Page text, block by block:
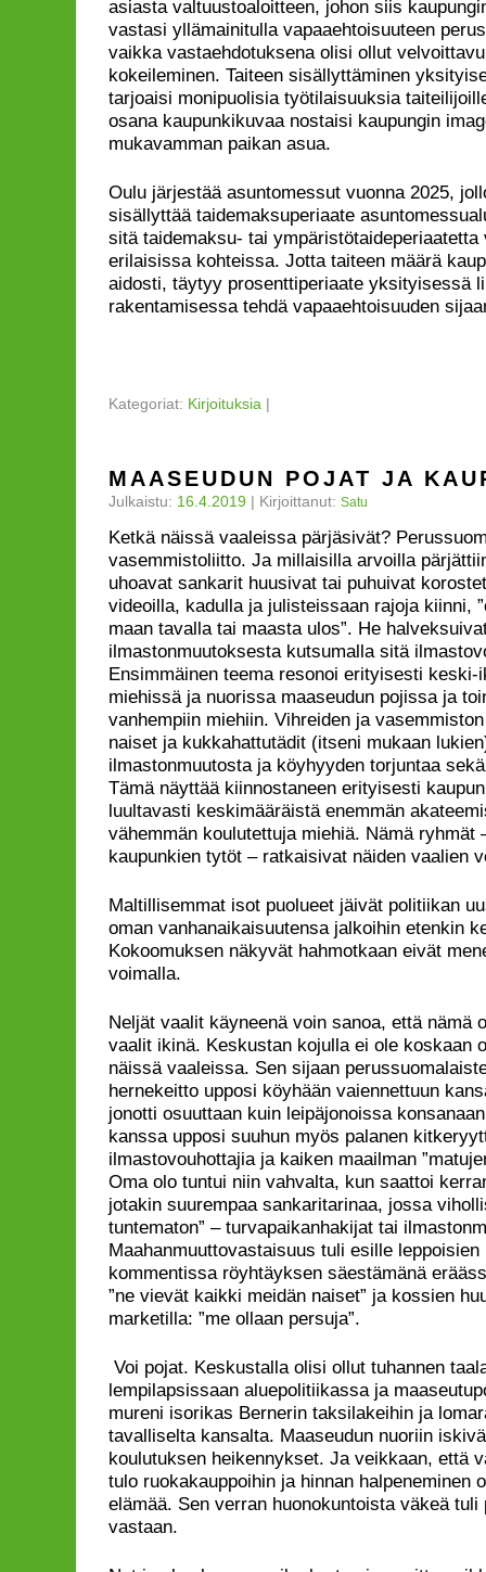
asiasta valtuustoaloitteen, johon siis
vastasi yllämainitulla vapaaehtoisuuteen
vaikka vastaehdotuksena olisi ollut
kokeileminen. Taiteen sisällyttäminen
tarjoaisi monipuolisia työtilaisuuksia
osana kaupunkikuvaa nostaisi kaupungin
mukavamman paikan asua.
Oulu järjestää asuntomessut vuonna 2025,
sisällyttää taidemaksuperiaate
sitä taidemaksu- tai
erilaisissa kohteissa. Jotta taiteen määrä
aidosti, täytyy prosenttiperiaate yksityisessä
rakentamisessa tehdä vapaaehtoisuuden
Kategoriat: Kirjoituksia |
MAASEUDUN POJAT JA
Julkaistu: 16.4.2019 | Kirjoittanut: Satu
Ketkä näissä vaaleissa pärjäsivät?
vasemmistoliitto. Ja millaisilla arvoilla
uhoavat sankarit huusivat tai puhuivat
videoilla, kadulla ja julisteissaan rajoja kiinni,
maan tavalla tai maasta ulos”. He
ilmastonmuutoksesta kutsumalla sitä
Ensimmäinen teema resonoi erityisesti
miehissä ja nuorissa maaseudun pojissa ja
vanhempiin miehiin. Vihreiden ja
naiset ja kukkahattutädit (itseni mukaan
ilmastonmuutosta ja köyhyyden torjuntaa
Tämä näyttää kiinnostaneen erityisesti
luultavasti keskimääräistä enemmän
vähemmän koulutettuja miehiä. Nämä ryhmät
kaupunkien tytöt – ratkaisivat näiden vaalien
Maltillisemmat isot puolueet jäivät politiikan
oman vanhanaikaisuutensa jalkoihin etenkin
Kokoomuksen näkyvät hahmotkaan eivät
voimalla.
Neljät vaalit käyneenä voin sanoa, että nämä
vaalit ikinä. Keskustan kojulla ei ole koskaan
näissä vaaleissa. Sen sijaan
hernekeitto upposi köyhään vaiennettuun
jonotti osuuttaan kuin leipäjonoissa
kanssa upposi suuhun myös palanen
ilmastovouhottajia ja kaiken maailman
Oma olo tuntui niin vahvalta, kun saattoi
jotakin suurempaa sankaritarinaa, jossa
tuntematon” – turvapaikanhakijat tai
Maahanmuuttovastaisuus tuli esille leppoisien
kommentissa röyhtäyksen säestämänä
”ne vievät kaikki meidän naiset” ja kossien
marketilla: ”me ollaan persuja”.
Voi pojat. Keskustalla olisi ollut tuhannen
lempilapsissaan aluepolitiikassa ja
mureni isorikas Bernerin taksilakeihin ja
tavalliselta kansalta. Maaseudun nuoriin
koulutuksen heikennykset. Ja veikkaan, että
tulo ruokakauppoihin ja hinnan halpeneminen
elämää. Sen verran huonokuntoista väkeä
vastaan.